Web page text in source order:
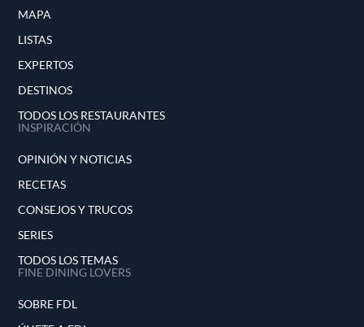
MAPA
LISTAS
EXPERTOS
DESTINOS
TODOS LOS RESTAURANTES
INSPIRACIÓN
OPINIÓN Y NOTICIAS
RECETAS
CONSEJOS Y TRUCOS
SERIES
TODOS LOS TEMAS
FINE DINING LOVERS
SOBRE FDL